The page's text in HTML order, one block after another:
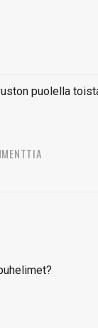
puolella